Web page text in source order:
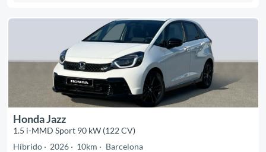
Honda Jazz
1.5 i-MMD Sport 90 kW (122 CV)
Híbrido
2026 10km Barcelona